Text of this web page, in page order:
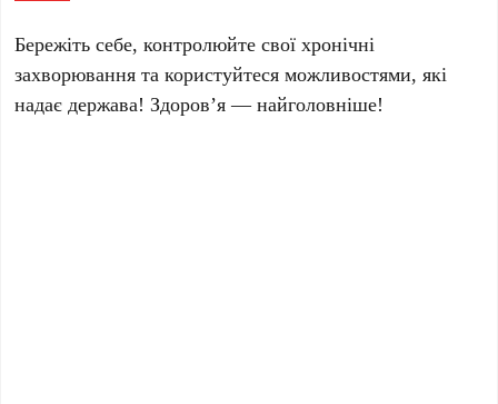
Бережіть себе, контролюйте свої хронічні
захворювання та користуйтеся можливостями, які
надає держава! Здоров’я — найголовніше!